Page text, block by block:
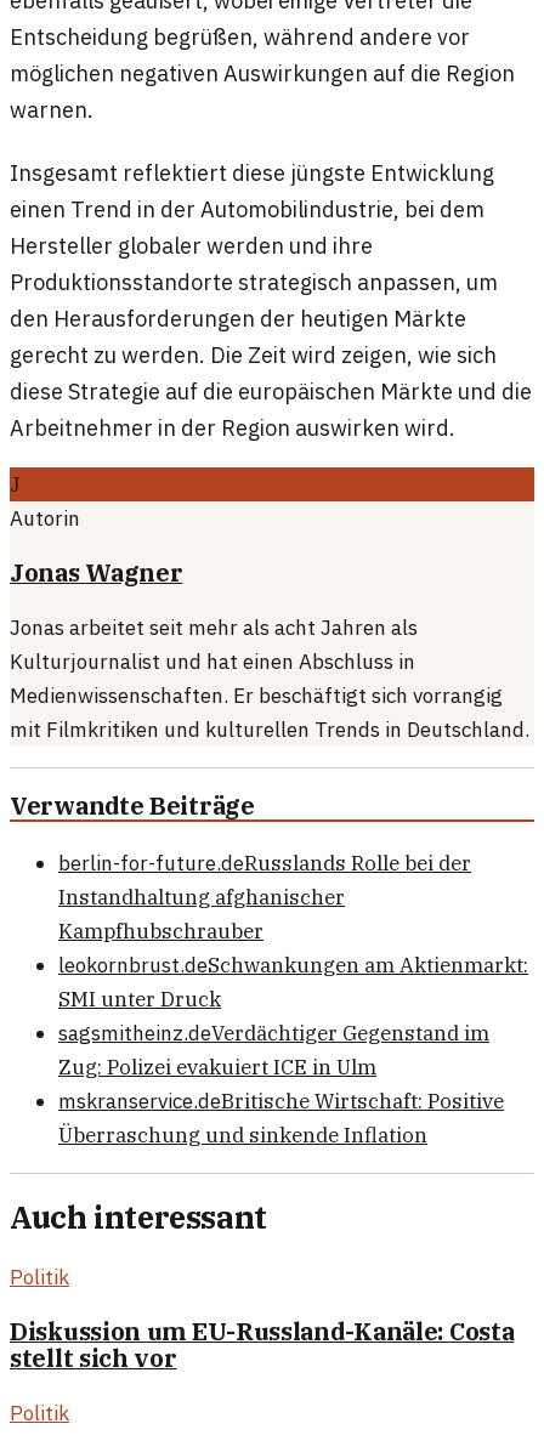
Entscheidung begrüßen, während andere vor
möglichen negativen Auswirkungen auf die Region
warnen.
Insgesamt reflektiert diese jüngste Entwicklung
einen Trend in der Automobilindustrie, bei dem
Hersteller globaler werden und ihre
Produktionsstandorte strategisch anpassen, um
den Herausforderungen der heutigen Märkte
gerecht zu werden. Die Zeit wird zeigen, wie sich
diese Strategie auf die europäischen Märkte und die
Arbeitnehmer in der Region auswirken wird.
J
Autorin
Jonas Wagner
Jonas arbeitet seit mehr als acht Jahren als
Kulturjournalist und hat einen Abschluss in
Medienwissenschaften. Er beschäftigt sich vorrangig
mit Filmkritiken und kulturellen Trends in Deutschland.
Verwandte Beiträge
berlin-for-future.deRusslands Rolle bei der
Instandhaltung afghanischer
Kampfhubschrauber
leokornbrust.deSchwankungen am Aktienmarkt:
SMI unter Druck
sagsmitheinz.deVerdächtiger Gegenstand im
Zug: Polizei evakuiert ICE in Ulm
mskranservice.deBritische Wirtschaft: Positive
Überraschung und sinkende Inflation
Auch interessant
Politik
Diskussion um EU-Russland-Kanäle: Costa
stellt sich vor
Politik